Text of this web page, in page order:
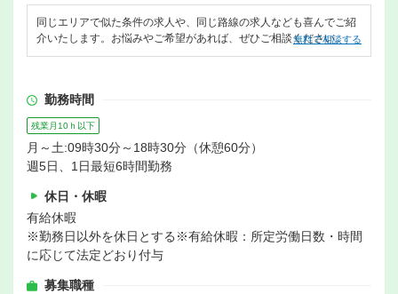
同じエリアで似た条件の求人や、同じ路線の求人なども喜んでご紹
介いたします。お悩みやご希望があれば、ぜひご相談ください。
無料で相談する
勤務時間
残業月10ｈ以下
月～土:09時30分～18時30分（休憩60分）
週5日、1日最短6時間勤務
休日・休暇
有給休暇
※勤務日以外を休日とする※有給休暇：所定労働日数・時間
に応じて法定どおり付与
募集職種